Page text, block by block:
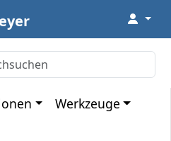
↓
Werkzeuge